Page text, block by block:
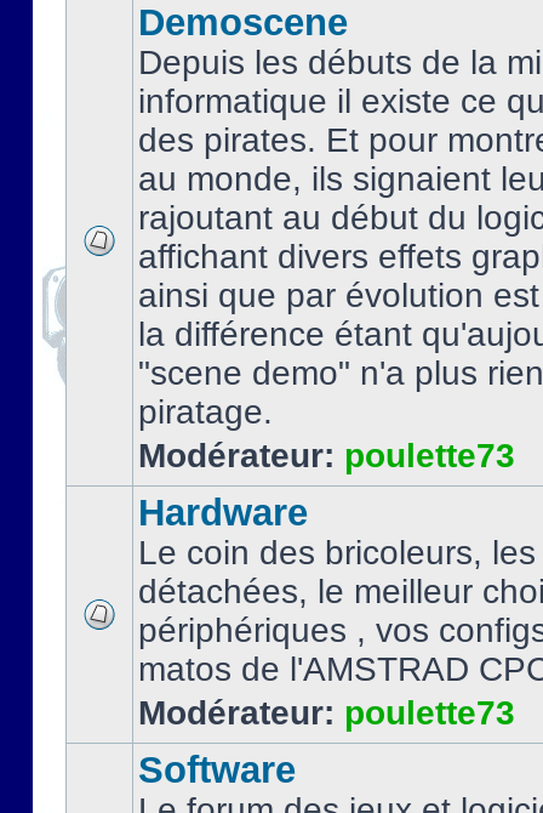
Demoscene
Depuis les débuts de la
informatique il existe ce
des pirates. Et pour
au monde, ils signaient
rajoutant au début du
affichant divers effets
ainsi que par évolution
la différence étant
"scene demo" n'a plus
piratage.
Modérateur: poulette73
Hardware
Le coin des bricoleurs,
détachées, le meilleur
périphériques , vos
matos de l'AMSTRAD
Modérateur: poulette73
Software